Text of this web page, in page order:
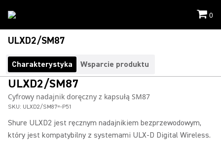
0
ULXD2/SM87
Charakterystyka Wsparcie produktu
ULXD2/SM87
Cyfrowy nadajnik doręczny z kapsułą SM87
SKU: ULXD2/SM87=-P51
Shure ULXD2 jest ręcznym nadajnikiem bezprzewodowym,
który jest kompatybilny z systemami ULX-D Digital Wireless.